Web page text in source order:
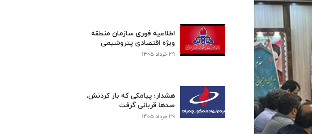
اطلاعیه فوری سازمان منطقه
ویژه اقتصادی پتروشیمی
29 خرداد 1405
هشدار؛ پیامکی که باز کردنش،
صدها قربانی گرفت
29 خرداد 1405